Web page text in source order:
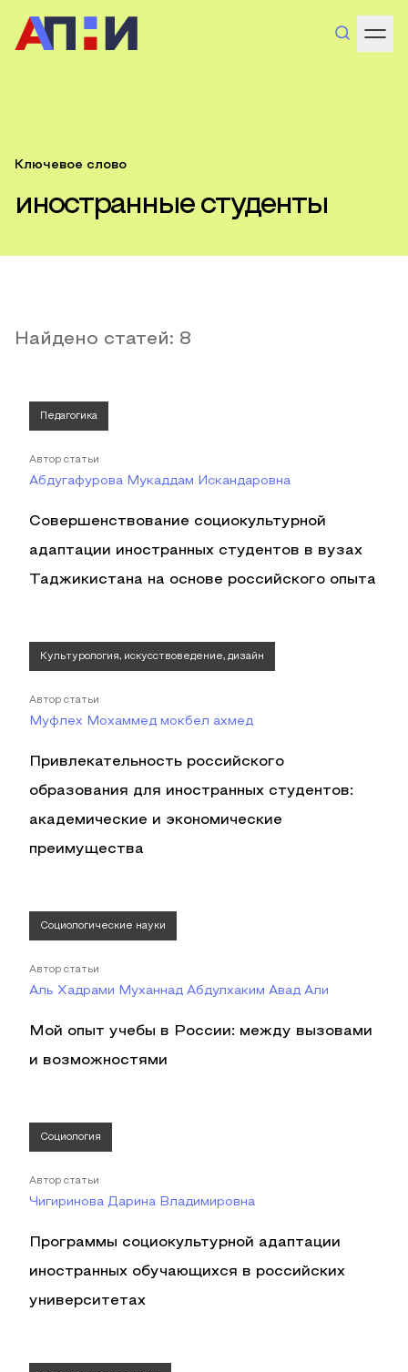
Ключевое слово
иностранные студенты
Найдено статей: 8
Педагогика
Автор статьи
Абдугафурова Мукаддам Искандаровна
Совершенствование социокультурной
адаптации иностранных студентов в вузах
Таджикистана на основе российского опыта
Культурология, искусствоведение, дизайн
Автор статьи
Муфлех Мохаммед мокбел ахмед
Привлекательность российского
образования для иностранных студентов:
академические и экономические
преимущества
Социологические науки
Автор статьи
Аль Хадрами Муханнад Абдулхаким Авад Али
Мой опыт учебы в России: между вызовами
и возможностями
Социология
Автор статьи
Чигиринова Дарина Владимировна
Программы социокультурной адаптации
иностранных обучающихся в российских
университетах